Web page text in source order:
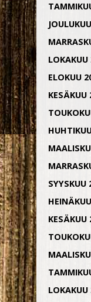
LOKAKUU
ELOKUU
KESÄKUU
SYYSKUU
KESÄKUU
LOKAKUU